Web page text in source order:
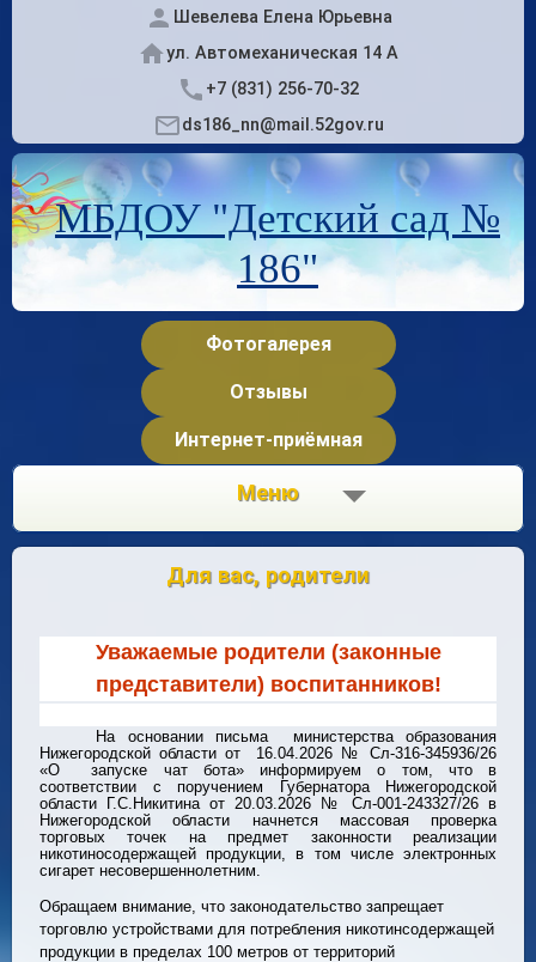
Шевелева Елена Юрьевна
ул. Автомеханическая 14 А
+7 (831) 256-70-32
ds186_nn@mail.52gov.ru
МБДОУ "Детский сад №
186"
Фотогалерея
Отзывы
Интернет-приёмная
Меню
Для вас, родители
Уважаемые родители (законные
представители) воспитанников!
На основании письма министерства образования
Нижегородской области от 16.04.2026 № Сл-316-345936/26
«О запуске чат бота» информируем о том, что в
соответствии с поручением Губернатора Нижегородской
области Г.С.Никитина от 20.03.2026 № Сл-001-243327/26 в
Нижегородской области начнется массовая проверка
торговых точек на предмет законности реализации
никотиносодержащей продукции, в том числе электронных
сигарет несовершеннолетним.
Обращаем внимание, что законодательство запрещает
торговлю устройствами для потребления никотинсодержащей
продукции в пределах 100 метров от территорий